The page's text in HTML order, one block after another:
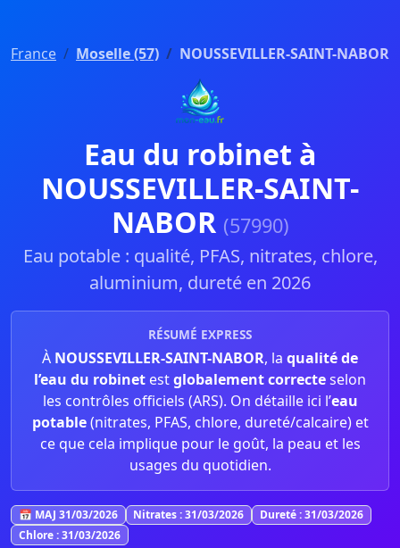
France Moselle (57) NOUSSEVILLER-SAINT-NABOR
Eau du robinet à
NOUSSEVILLER-SAINT-
NABOR (57990)
Eau potable : qualité, PFAS, nitrates, chlore,
aluminium, dureté en 2026
RÉSUMÉ EXPRESS
À NOUSSEVILLER-SAINT-NABOR, la qualité de
l’eau du robinet estglobalement correcteselon
les contrôles officiels (ARS). On détaille ici l’eau
potable(nitrates, PFAS, chlore, dureté/calcaire) et
ce que cela implique pour le goût, la peau et les
usages du quotidien.
📅 MAJ 31/03/2026 Nitrates : 31/03/2026
Dureté : 31/03/2026
Chlore : 31/03/2026